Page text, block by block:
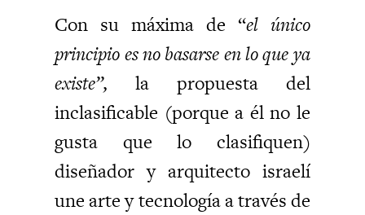
Con su máxima de “el único
principio es no basarse en lo que ya
existe”,la propuesta del
inclasificable (porque a él no le
gusta que lo clasifiquen)
diseñador y arquitecto israelí
une arte y tecnología a través de